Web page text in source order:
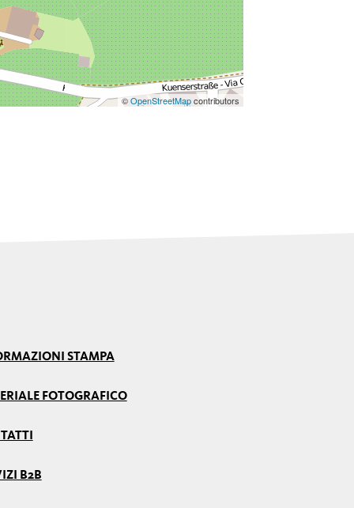
©OpenStreetMapcontributors
STAMPA
FOTOGRAFICO
B2B